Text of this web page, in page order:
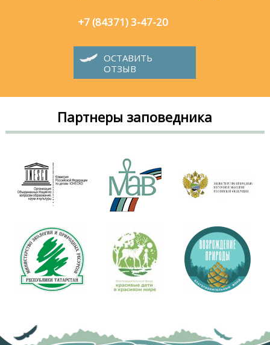
+7 (84371) 3-47-20
ОСТАВИТЬ
ОТЗЫВ
Партнеры заповедника